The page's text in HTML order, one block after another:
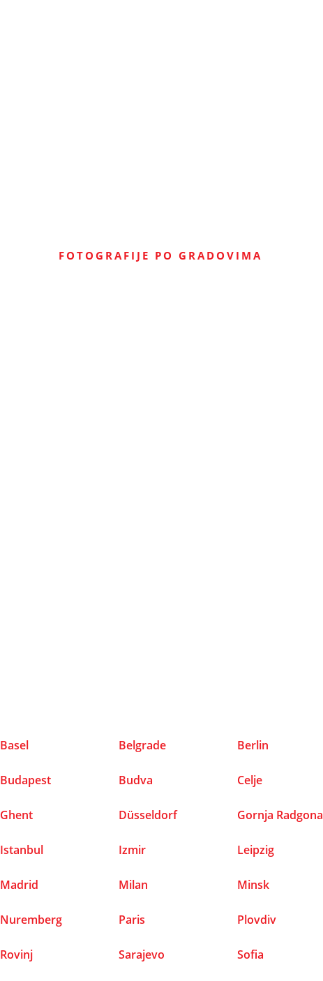
FOTOGRAFIJE PO GRADOVIMA
Basel Belgrade Berlin
Budapest Budva Celje
Ghent Düsseldorf Gornja Radgona
Istanbul Izmir Leipzig
Madrid Milan Minsk
Nuremberg Paris Plovdiv
Rovinj Sarajevo Sofia